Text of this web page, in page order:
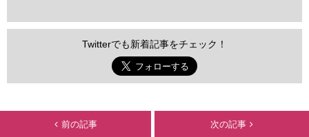
Twitterでも新着記事をチェック！
前の記事 次の記事